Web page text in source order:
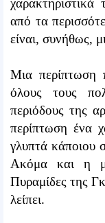
από τα
είναι, συνήθως,
Μια περίπτωση
όλους τους
περιόδους της
περίπτωση ένα
γλυπτά κάποιου
Ακόμα και η
Πυραμίδες της
λείπει.